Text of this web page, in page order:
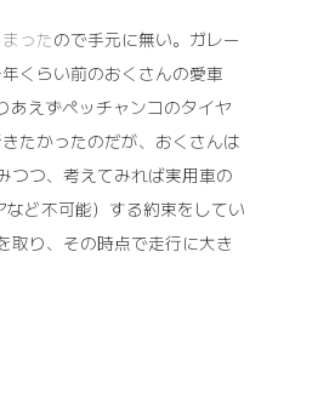
ったので手元に無い。ガレー
くらい前のおくさんの愛車
あえずペッチャンコのタイヤ
たかったのだが、おくさんは
つつ、考えてみれば実用車の
ど不可能）する約束をしてい
取り、その時点で走行に大き